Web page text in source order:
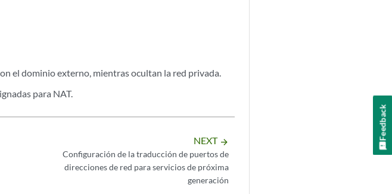
el dominio externo, mientras ocultan la red privada.
para NAT.
NEXT arrow_forward
Configuración de la traducción de puertos de
direcciones de red para servicios de próxima
generación
Feedback